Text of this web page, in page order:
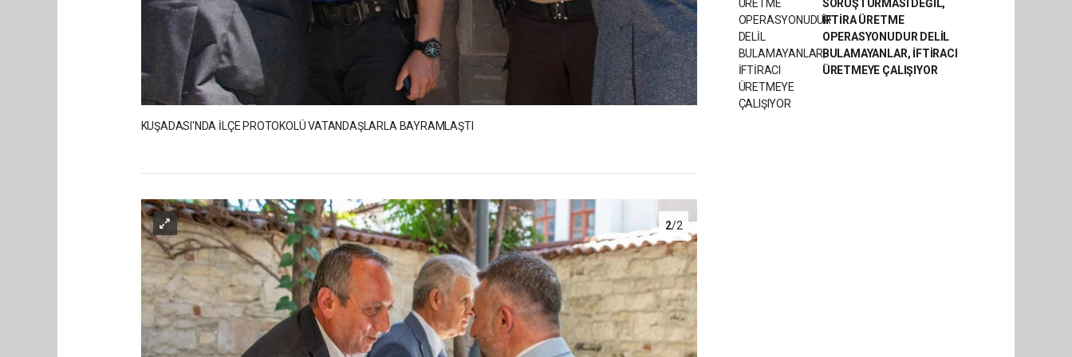
KUŞADASI'NDA İLÇE PROTOKOLÜ VATANDAŞLARLA BAYRAMLAŞTI
2/2
SORUŞTURMASI DEĞİL,
İFTİRA ÜRETME
OPERASYONUDUR DELİL
BULAMAYANLAR, İFTİRACI
ÜRETMEYE ÇALIŞIYOR